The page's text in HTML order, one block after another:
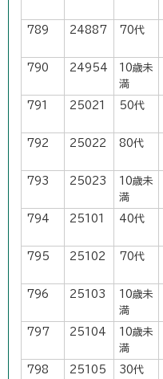
789 24887 70代
790 24954
10歳未
満
791 25021 50代
792 25022 80代
793 25023
10歳未
満
794 25101 40代
795 25102 70代
796 25103
10歳未
満
797 25104
10歳未
満
798 25105 30代